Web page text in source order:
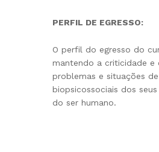
PERFIL DE EGRESSO:
O perfil do egresso do
mantendo a criticidade e
problemas e situações
biopsicossociais dos
do ser humano.